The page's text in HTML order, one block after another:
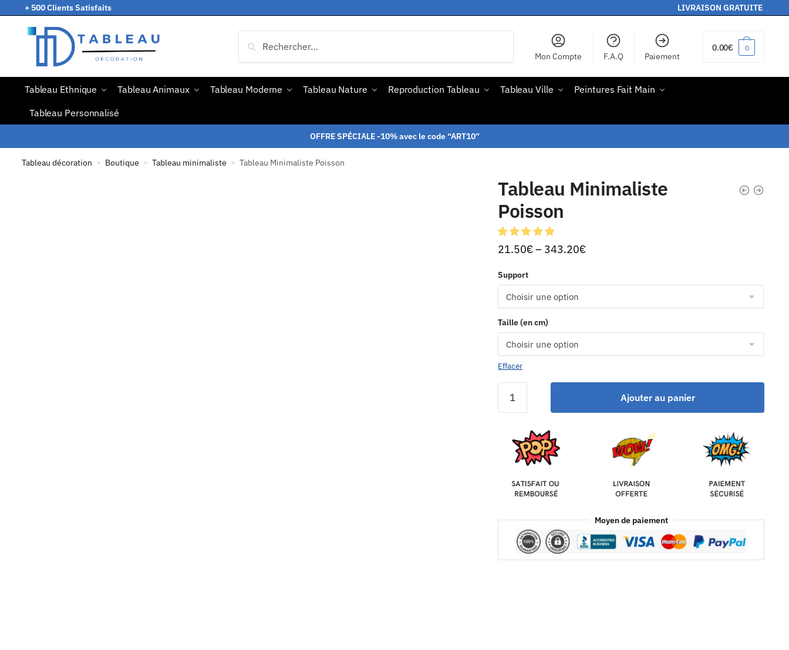
+ 500 Clients Satisfaits LIVRAISON GRATUITE
Mon Compte F.A.Q Paiement
0.00€ 0
Tableau Ethnique Tableau Animaux Tableau Moderne Tableau Nature Reproduction Tableau Tableau Ville
Peintures Fait Main
Tableau Personnalisé
OFFRE SPÉCIALE -10% avec le code “ART10”
Tableau décoration » Boutique » Tableau minimaliste » Tableau Minimaliste Poisson
Tableau Minimaliste
Poisson
21.50€– 343.20€
Support
Taille (en cm)
Effacer
Ajouter au panier
Moyen de paiement